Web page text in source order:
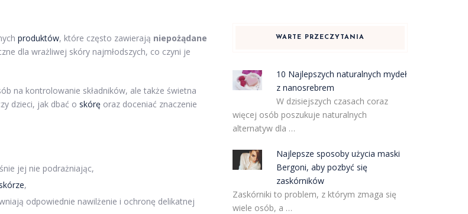
produktów, które często zawierają niepożądane
dla wrażliwej skóry najmłodszych, co czyni je
na kontrolowanie składników, ale także świetna
dzieci, jak dbać o skórę oraz doceniać znaczenie
jej nie podrażniając,
,
odpowiednie nawilżenie i ochronę delikatnej
WARTE PRZECZYTANIA
10 Najlepszych naturalnych mydeł
z nanosrebrem
W dzisiejszych czasach coraz
więcej osób poszukuje naturalnych
alternatyw dla …
Najlepsze sposoby użycia maski
Bergoni, aby pozbyć się
zaskórników
Zaskórniki to problem, z którym zmaga się
wiele osób, a …